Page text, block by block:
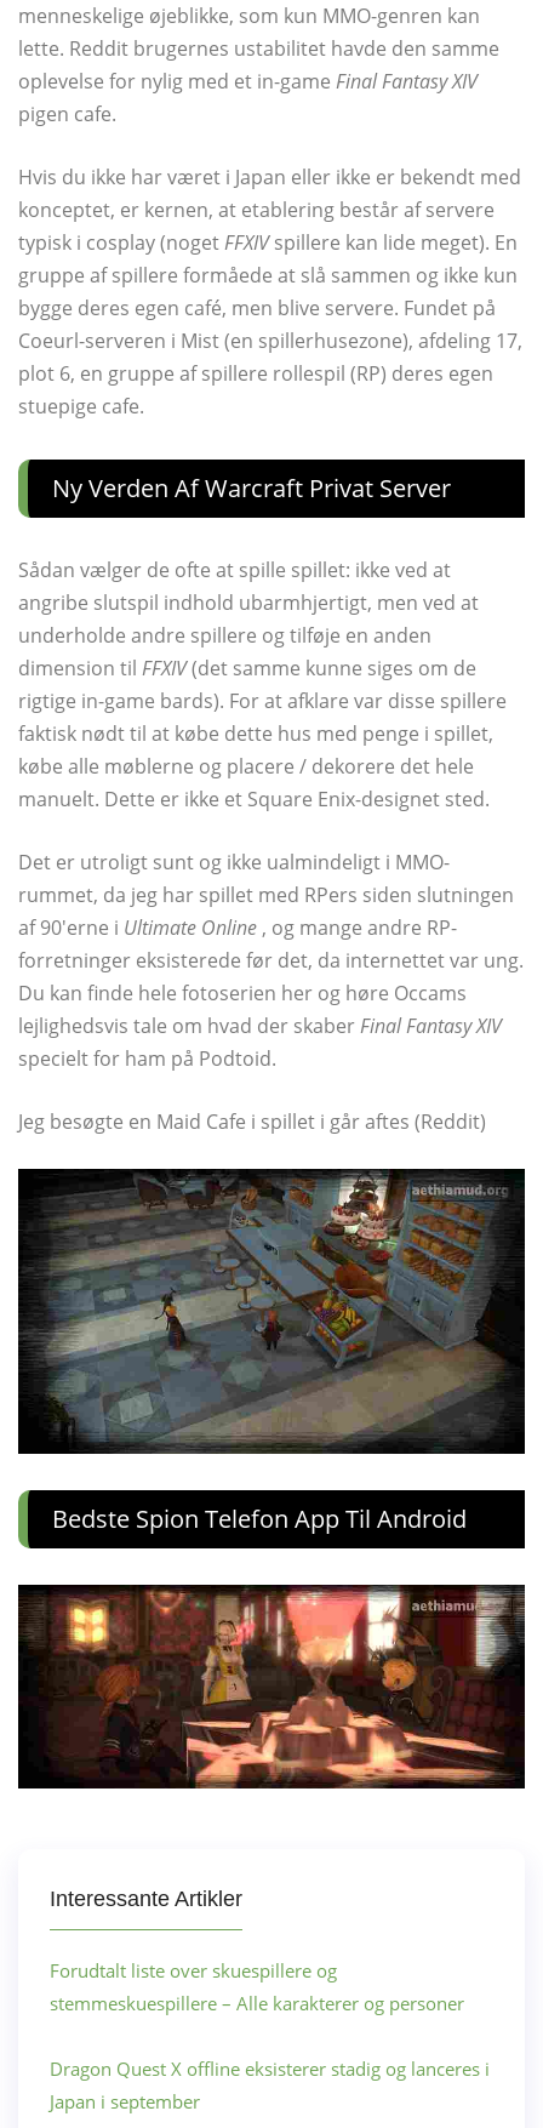
menneskelige øjeblikke, som kun MMO-genren kan
lette. Reddit brugernes ustabilitet havde den samme
oplevelse for nylig med et in-game Final Fantasy XIV
pigen cafe.
Hvis du ikke har været i Japan eller ikke er bekendt med
konceptet, er kernen, at etablering består af servere
typisk i cosplay (nogetFFXIVspillere kan lide meget). En
gruppe af spillere formåede at slå sammen og ikke kun
bygge deres egen café, men blive servere. Fundet på
Coeurl-serveren i Mist (en spillerhusezone), afdeling 17,
plot 6, en gruppe af spillere rollespil (RP) deres egen
stuepige cafe.
Ny Verden Af ​​warcraft Privat Server
Sådan vælger de ofte at spille spillet: ikke ved at
angribe slutspil indhold ubarmhjertigt, men ved at
underholde andre spillere og tilføje en anden
dimension til FFXIV(det samme kunne siges om de
rigtige in-game bards). For at afklare var disse spillere
faktisk nødt til at købe dette hus med penge i spillet,
købe alle møblerne og placere / dekorere det hele
manuelt. Dette er ikke et Square Enix-designet sted.
Det er utroligt sunt og ikke ualmindeligt i MMO-
rummet, da jeg har spillet med RPers siden slutningen
af ​​90'erne i Ultimate Online , og mange andre RP-
forretninger eksisterede før det, da internettet var ung.
Du kan finde hele fotoserien her og høre Occams
lejlighedsvis tale om hvad der skaberFinal Fantasy XIV
specielt for ham på Podtoid.
Jeg besøgte en Maid Cafe i spillet i går aftes (Reddit)
Bedste Spion Telefon App Til Android
Interessante Artikler
Forudtalt liste over skuespillere og
stemmeskuespillere – Alle karakterer og personer
Dragon Quest X offline eksisterer stadig og lanceres i
Japan i september